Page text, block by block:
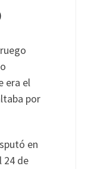
era el
por
en
24 de